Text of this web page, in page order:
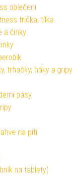
oblečení
trička, tílka
a činky
trhačky, háky a gripy
pásy
na pití
na tablety)